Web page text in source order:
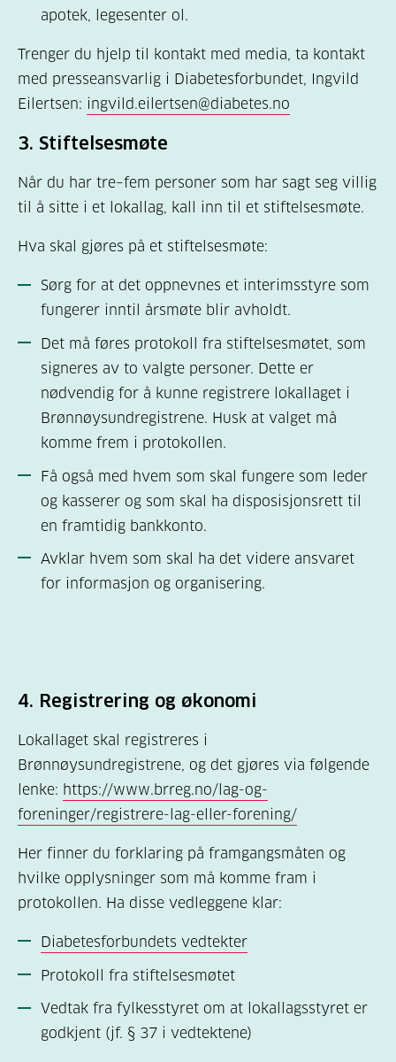
apotek, legesenter ol.
Trenger du hjelp til kontakt med media, ta kontakt
med presseansvarlig i Diabetesforbundet, Ingvild
Eilertsen: ingvild.eilertsen@diabetes.no
3. Stiftelsesmøte
Når du har tre–fem personer som har sagt seg villig
til å sitte i et lokallag, kall inn til et stiftelsesmøte.
Hva skal gjøres på et stiftelsesmøte:
Sørg for at det oppnevnes et interimsstyre som
fungerer inntil årsmøte blir avholdt.
Det må føres protokoll fra stiftelsesmøtet, som
signeres av to valgte personer. Dette er
nødvendig for å kunne registrere lokallaget i
Brønnøysundregistrene. Husk at valget må
komme frem i protokollen.
Få også med hvem som skal fungere som leder
og kasserer og som skal ha disposisjonsrett til
en framtidig bankkonto.
Avklar hvem som skal ha det videre ansvaret
for informasjon og organisering.
4. Registrering og økonomi
Lokallaget skal registreres i
Brønnøysundregistrene, og det gjøres via følgende
lenke: https://www.brreg.no/lag-og-
foreninger/registrere-lag-eller-forening/
Her finner du forklaring på framgangsmåten og
hvilke opplysninger som må komme fram i
protokollen. Ha disse vedleggene klar:
Diabetesforbundets vedtekter
Protokoll fra stiftelsesmøtet
Vedtak fra fylkesstyret om at lokallagsstyret er
godkjent (jf. § 37 i vedtektene)